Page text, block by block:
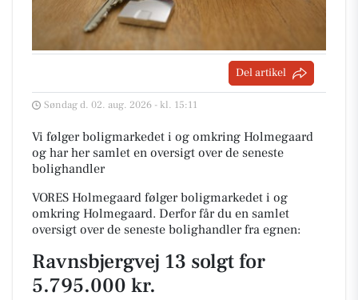
Del artikel
Søndag d. 02. aug. 2026 - kl. 15:11
Vi følger boligmarkedet i og omkring Holmegaard
og har her samlet en oversigt over de seneste
bolighandler
VORES Holmegaard følger boligmarkedet i og
omkring Holmegaard. Derfor får du en samlet
oversigt over de seneste bolighandler fra egnen:
Ravnsbjergvej 13 solgt for
5.795.000 kr.